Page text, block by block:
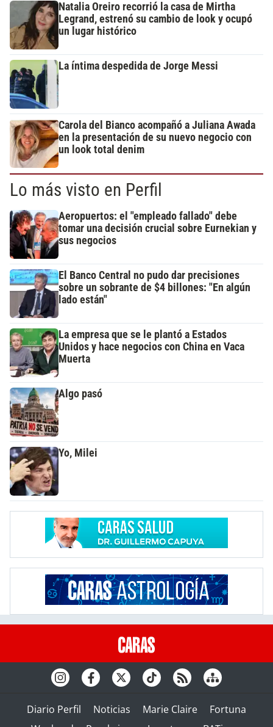
Natalia Oreiro recorrió la casa de Mirtha
Legrand, estrenó su cambio de look y ocupó
un lugar histórico
La íntima despedida de Jorge Messi
Carola del Bianco acompañó a Juliana Awada
en la presentación de su nuevo negocio con
un look total denim
Lo más visto en Perfil
Aeropuertos: el "empleado fallado" debe
tomar una decisión crucial sobre Eurnekian y
sus negocios
El Banco Central no pudo dar precisiones
sobre un sobrante de $4 billones: "En algún
lado están"
La empresa que se le plantó a Estados
Unidos y hace negocios con China en Vaca
Muerta
Algo pasó
Yo, Milei
Diario Perfil Noticias Marie Claire
Fortuna